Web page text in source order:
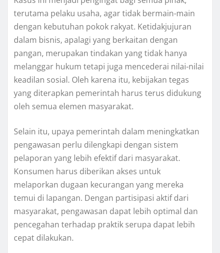
terutama pelaku usaha, agar tidak bermain-main
dengan kebutuhan pokok rakyat. Ketidakjujuran
dalam bisnis, apalagi yang berkaitan dengan
pangan, merupakan tindakan yang tidak hanya
melanggar hukum tetapi juga mencederai nilai-nilai
keadilan sosial. Oleh karena itu, kebijakan tegas
yang diterapkan pemerintah harus terus didukung
oleh semua elemen masyarakat.
Selain itu, upaya pemerintah dalam meningkatkan
pengawasan perlu dilengkapi dengan sistem
pelaporan yang lebih efektif dari masyarakat.
Konsumen harus diberikan akses untuk
melaporkan dugaan kecurangan yang mereka
temui di lapangan. Dengan partisipasi aktif dari
masyarakat, pengawasan dapat lebih optimal dan
pencegahan terhadap praktik serupa dapat lebih
cepat dilakukan.